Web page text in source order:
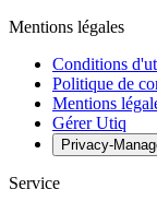
Mentions légales
Conditions
Politique de
Mentions
Gérer Utiq
Privacy-
Service